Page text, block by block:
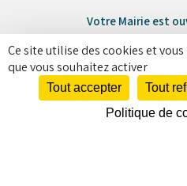
Votre Mairie est
Votre Agence
Du Lundi au
Ce site utilise des cookies et
que vous souhaitez activer
Tout accepter Tout
Politique de